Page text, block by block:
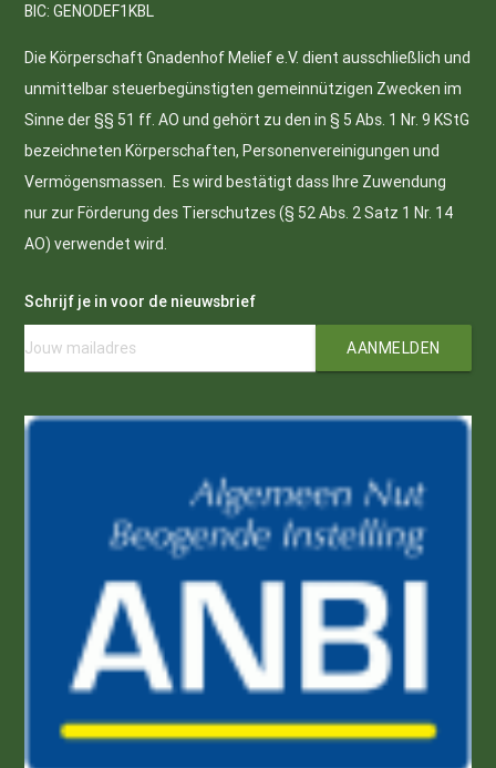
BIC: GENODEF1KBL
Die Körperschaft Gnadenhof Melief e.V. dient ausschließlich und
unmittelbar steuerbegünstigten gemeinnützigen Zwecken im
Sinne der §§ 51 ff. AO und gehört zu den in § 5 Abs. 1 Nr. 9 KStG
bezeichneten Körperschaften, Personenvereinigungen und
Vermögensmassen. Es wird bestätigt dass Ihre Zuwendung
nur zur Förderung des Tierschutzes (§ 52 Abs. 2 Satz 1 Nr. 14
AO) verwendet wird.
Schrijf je in voor de nieuwsbrief